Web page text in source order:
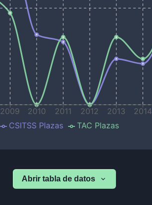
2009 2010 2011 2012 2013 2014
CSITSS Plazas TAC Plazas
Abrir tabla de datos